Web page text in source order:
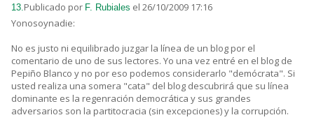
13.Publicado por F. Rubiales el 26/10/2009 17:16
Yonosoynadie:
No es justo ni equilibrado juzgar la línea de un blog por el
comentario de uno de sus lectores. Yo una vez entré en el blog de
Pepiño Blanco y no por eso podemos considerarlo "demócrata". Si
usted realiza una somera "cata" del blog descubrirá que su línea
dominante es la regenración democrática y sus grandes
adversarios son la partitocracia (sin excepciones) y la corrupción.